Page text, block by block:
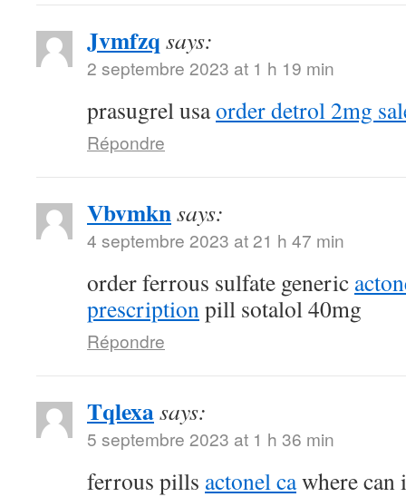
Jvmfzq says:
2 septembre 2023 at 1 h 19 min
prasugrel usaorder detrol 2mg
Répondre
Vbvmknsays:
4 septembre 2023 at 21 h 47 min
order ferrous sulfate generic
prescriptionpill sotalol 40mg
Répondre
Tqlexasays:
5 septembre 2023 at 1 h 36 min
ferrous pills actonel cawhere can